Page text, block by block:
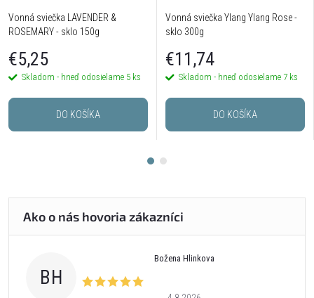
Vonná sviečka LAVENDER &
ROSEMARY - sklo 150g
€5,25
Skladom - hneď odosielame 5 ks
DO KOŠÍKA
Vonná sviečka Ylang Ylang Rose -
sklo 300g
€11,74
Skladom - hneď odosielame 7 ks
DO KOŠÍKA
BH
Božena Hlinkova